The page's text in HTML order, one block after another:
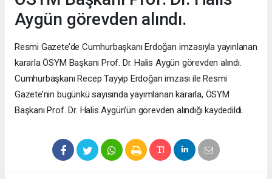
Aygün görevden alındı.
Resmi Gazete’de Cumhurbaşkanı Erdoğan imzasıyla yayınlanan
kararla ÖSYM Başkanı Prof. Dr. Halis Aygün görevden alındı.
Cumhurbaşkanı Recep Tayyip Erdoğan imzası ile Resmi
Gazete’nin bugünkü sayısında yayımlanan kararla, ÖSYM
Başkanı Prof. Dr. Halis Aygün'ün görevden alındığı kaydedildi.